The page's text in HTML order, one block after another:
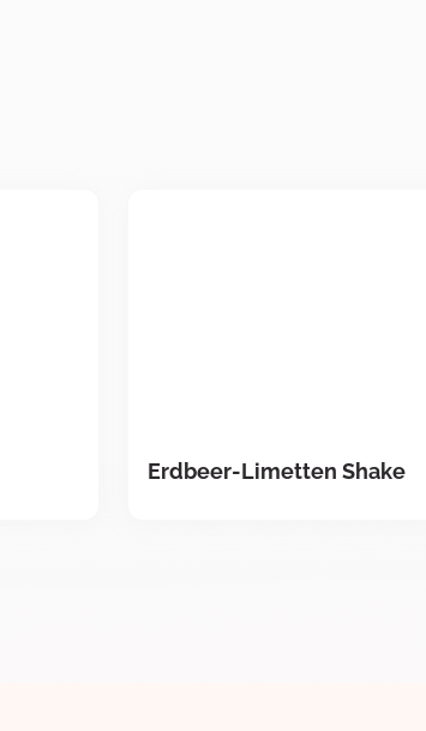
Erdbeer-Limetten Shake